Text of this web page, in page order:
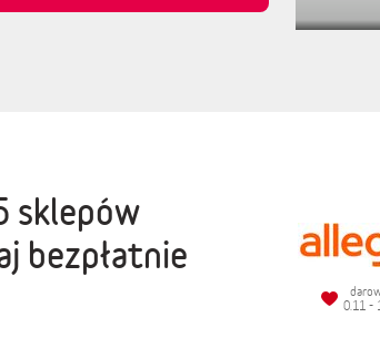
sklepów
bezpłatnie
0.11 -